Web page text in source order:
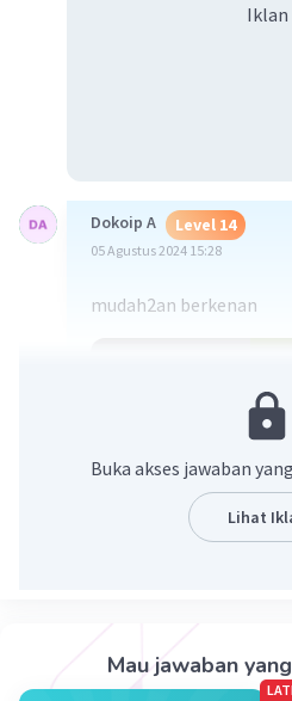
Iklan
Dokoip A Level 14
05 Agustus 2024 15:28
mudah2an berkenan
Buka akses jawaban
Lihat
Mau jawaban